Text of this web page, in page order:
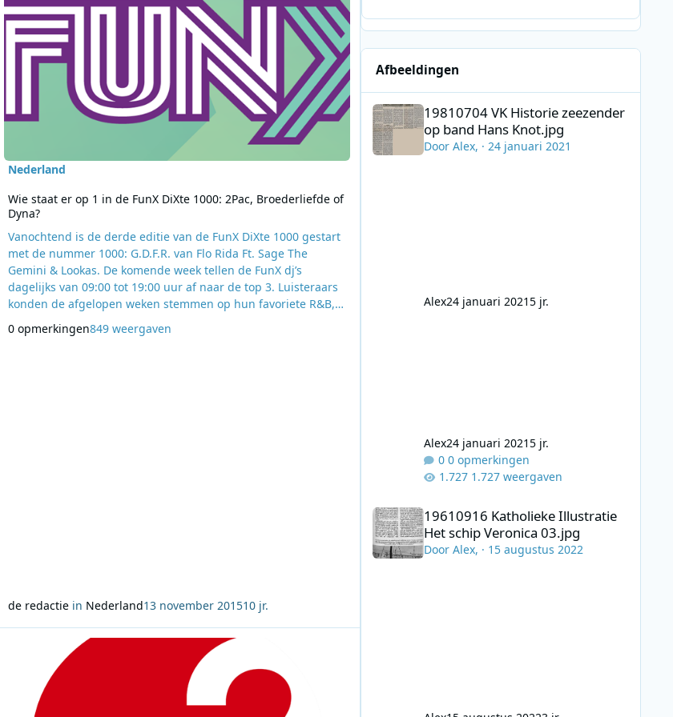
Nederland
Wie staat er op 1 in de FunX DiXte 1000: 2Pac, Broederliefde of
Dyna?
Vanochtend is de derde editie van de FunX DiXte 1000 gestart
met de nummer 1000: G.D.F.R. van Flo Rida Ft. Sage The
Gemini & Lookas. De komende week tellen de FunX dj’s
dagelijks van 09:00 tot 19:00 uur af naar de top 3. Luisteraars
konden de afgelopen weken stemmen op hun favoriete R&B,
dance tracks. Drie tracks eindigden boven aan de lijst:
0 opmerkingen849 weergaven
de redactie in Nederland13 november 201510 jr.
Lees meer over You’re The First, The Last, My Everything op 1 in Top 70 van de Jaren 70
Afbeeldingen
19810704 VK Historie zeezender
op band Hans Knot.jpg
Door Alex, · 24 januari 2021
Alex24 januari 20215 jr.
Alex24 januari 20215 jr.
0 opmerkingen
1.727 weergaven
19610916 Katholieke Illustratie Het schip Veronica 03.jpg
19610916 Katholieke Illustratie
Het schip Veronica 03.jpg
Door Alex, · 15 augustus 2022